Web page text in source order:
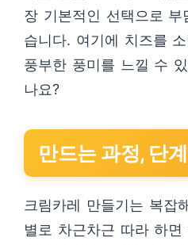
장 기본적인 선택으로
습니다. 여기에 치즈를
풍부한 풍미를 느낄 수
나요?
만드는 과정, 단
크림카레 만들기는 복잡
별로 차근차근 따라 하